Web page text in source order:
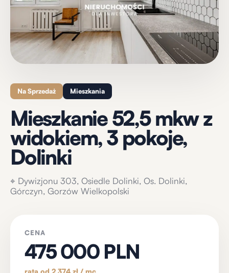
Na Sprzedaż Mieszkania
Mieszkanie 52,5 mkw z
widokiem, 3 pokoje,
Dolinki
⌖ Dywizjonu 303, Osiedle Dolinki, Os. Dolinki,
Górczyn, Gorzów Wielkopolski
CENA
475 000 PLN
rata od 2 374 zł / mc